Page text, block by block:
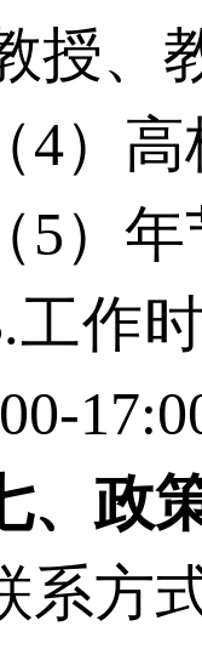
授、
（4）高
（5）
工作
、政
系方